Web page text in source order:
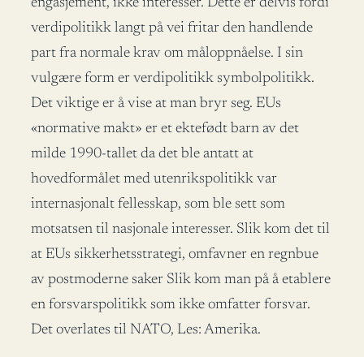
engasjement, ikke interesser. Dette er delvis fordi
verdipolitikk langt på vei fritar den handlende
part fra normale krav om måloppnåelse. I sin
vulgære form er verdipolitikk symbolpolitikk.
Det viktige er å vise at man bryr seg. EUs
«normative makt» er et ektefødt barn av det
milde 1990-tallet da det ble antatt at
hovedformålet med utenrikspolitikk var
internasjonalt fellesskap, som ble sett som
motsatsen til nasjonale interesser. Slik kom det til
at EUs sikkerhetsstrategi, omfavner en regnbue
av postmoderne saker Slik kom man på å etablere
en forsvarspolitikk som ikke omfatter forsvar.
Det overlates til NATO, Les: Amerika.